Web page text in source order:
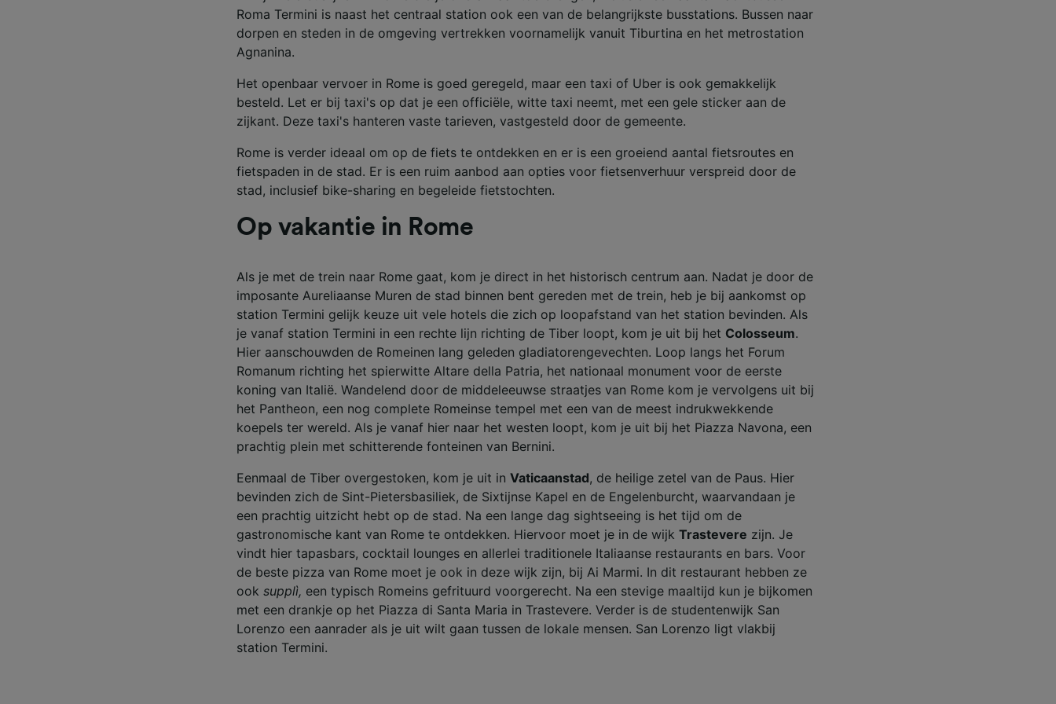
Roma Termini is naast het centraal station ook een van de belangrijkste busstations. Bussen naar
dorpen en steden in de omgeving vertrekken voornamelijk vanuit Tiburtina en het metrostation
Agnanina.
Het openbaar vervoer in Rome is goed geregeld, maar een taxi of Uber is ook gemakkelijk
besteld. Let er bij taxi's op dat je een officiële, witte taxi neemt, met een gele sticker aan de
zijkant. Deze taxi's hanteren vaste tarieven, vastgesteld door de gemeente.
Rome is verder ideaal om op de fiets te ontdekken en er is een groeiend aantal fietsroutes en
fietspaden in de stad. Er is een ruim aanbod aan opties voor fietsenverhuur verspreid door de
stad, inclusief bike-sharing en begeleide fietstochten.
Op vakantie in Rome
Als je met de trein naar Rome gaat, kom je direct in het historisch centrum aan. Nadat je door de
imposante Aureliaanse Muren de stad binnen bent gereden met de trein, heb je bij aankomst op
station Termini gelijk keuze uit vele hotels die zich op loopafstand van het station bevinden. Als
je vanaf station Termini in een rechte lijn richting de Tiber loopt, kom je uit bij het Colosseum.
Hier aanschouwden de Romeinen lang geleden gladiatorengevechten. Loop langs het Forum
Romanum richting het spierwitte Altare della Patria, het nationaal monument voor de eerste
koning van Italië. Wandelend door de middeleeuwse straatjes van Rome kom je vervolgens uit bij
het Pantheon, een nog complete Romeinse tempel met een van de meest indrukwekkende
koepels ter wereld. Als je vanaf hier naar het westen loopt, kom je uit bij het Piazza Navona, een
prachtig plein met schitterende fonteinen van Bernini.
Eenmaal de Tiber overgestoken, kom je uit inVaticaanstad, de heilige zetel van de Paus. Hier
bevinden zich de Sint-Pietersbasiliek, de Sixtijnse Kapel en de Engelenburcht, waarvandaan je
een prachtig uitzicht hebt op de stad. Na een lange dag sightseeing is het tijd om de
gastronomische kant van Rome te ontdekken. Hiervoor moet je in de wijkTrastevere zijn. Je
vindt hier tapasbars, cocktail lounges en allerlei traditionele Italiaanse restaurants en bars. Voor
de beste pizza van Rome moet je ook in deze wijk zijn, bij Ai Marmi. In dit restaurant hebben ze
ooksupplì, een typisch Romeins gefrituurd voorgerecht. Na een stevige maaltijd kun je bijkomen
met een drankje op het Piazza di Santa Maria in Trastevere. Verder is de studentenwijk San
Lorenzo een aanrader als je uit wilt gaan tussen de lokale mensen. San Lorenzo ligt vlakbij
station Termini.